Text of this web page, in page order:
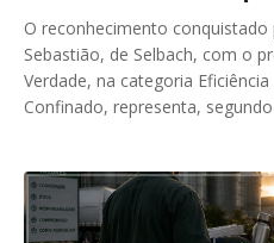
O reconhecimento conquistado
Sebastião, de Selbach, com o
Verdade, na categoria
Confinado, representa,